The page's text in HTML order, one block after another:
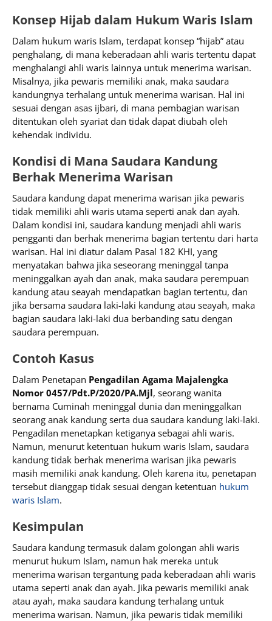
Konsep Hijab dalam Hukum Waris Islam
Dalam hukum waris Islam, terdapat konsep “hijab” atau
penghalang, di mana keberadaan ahli waris tertentu dapat
menghalangi ahli waris lainnya untuk menerima warisan.
Misalnya, jika pewaris memiliki anak, maka saudara
kandungnya terhalang untuk menerima warisan. Hal ini
sesuai dengan asas ijbari, di mana pembagian warisan
ditentukan oleh syariat dan tidak dapat diubah oleh
kehendak individu.
Kondisi di Mana Saudara Kandung
Berhak Menerima Warisan
Saudara kandung dapat menerima warisan jika pewaris
tidak memiliki ahli waris utama seperti anak dan ayah.
Dalam kondisi ini, saudara kandung menjadi ahli waris
pengganti dan berhak menerima bagian tertentu dari harta
warisan. Hal ini diatur dalam Pasal 182 KHI, yang
menyatakan bahwa jika seseorang meninggal tanpa
meninggalkan ayah dan anak, maka saudara perempuan
kandung atau seayah mendapatkan bagian tertentu, dan
jika bersama saudara laki-laki kandung atau seayah, maka
bagian saudara laki-laki dua berbanding satu dengan
saudara perempuan.
Contoh Kasus
Dalam Penetapan Pengadilan Agama Majalengka
Nomor 0457/Pdt.P/2020/PA.Mjl, seorang wanita
bernama Cuminah meninggal dunia dan meninggalkan
seorang anak kandung serta dua saudara kandung laki-laki.
Pengadilan menetapkan ketiganya sebagai ahli waris.
Namun, menurut ketentuan hukum waris Islam, saudara
kandung tidak berhak menerima warisan jika pewaris
masih memiliki anak kandung. Oleh karena itu, penetapan
tersebut dianggap tidak sesuai dengan ketentuan hukum
waris Islam.
Kesimpulan
Saudara kandung termasuk dalam golongan ahli waris
menurut hukum Islam, namun hak mereka untuk
menerima warisan tergantung pada keberadaan ahli waris
utama seperti anak dan ayah. Jika pewaris memiliki anak
atau ayah, maka saudara kandung terhalang untuk
menerima warisan. Namun, jika pewaris tidak memiliki